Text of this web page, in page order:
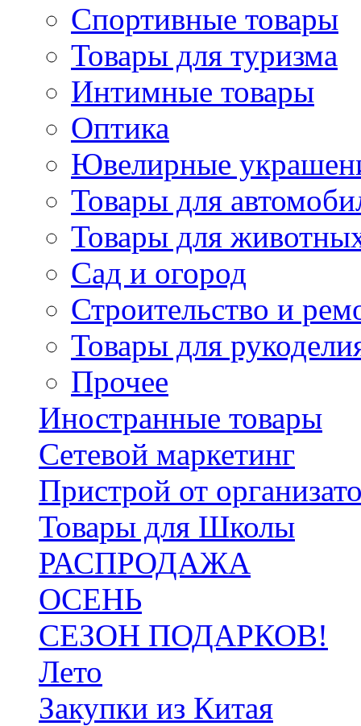
Спортивные товары
Товары для туризма
Интимные товары
Оптика
Ювелирные
Товары для
Товары для
Сад и огород
Строительство и
Товары для
Прочее
Иностранные товары
Сетевой маркетинг
Пристрой от
Товары для Школы
РАСПРОДАЖА
ОСЕНЬ
СЕЗОН ПОДАРКОВ!
Лето
Закупки из Китая